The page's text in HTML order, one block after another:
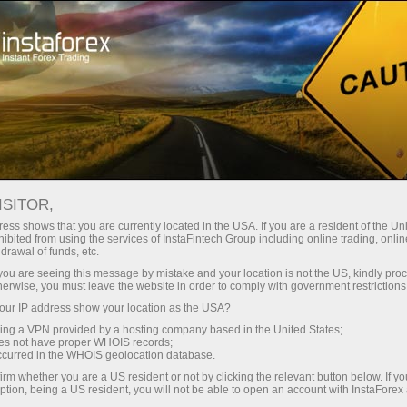
InstaForex bilan siz haqiqatan
ega bo‘lasiz: 1:5000 gacha kredit
yelkasi, bozordagi eng yaxshi
spred va komissiyalardan biri,
shuningdek aksiyalar va indekslar
bilan savdo qilish uchun qulay
shartlar.
Kichik
Har bir depozit uchun
30% bonus
Savdoda
va trassada tezlik
shows that you are currently located in the USA. If you are a resident of the
from using the services of InstaFintech Group including online trading,
of funds, etc.
are seeing this message by mistake and your location is not the US, kindly
you must leave the website in order to comply with government
IP address show your location as the USA?
a VPN provided by a hosting company based in the United States;
not have proper WHOIS records;
in the WHOIS geolocation database.
whether you are a US resident or not by clicking the relevant button below. If
being a US resident, you will not be able to open an account with InstaForex